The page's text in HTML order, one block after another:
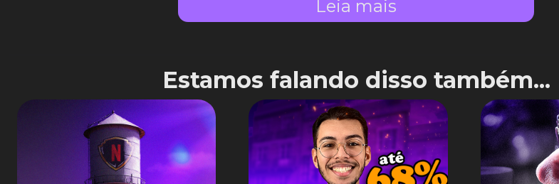
Leia mais
Estamos falando disso também...